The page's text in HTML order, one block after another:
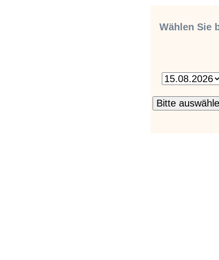
Wählen Sie